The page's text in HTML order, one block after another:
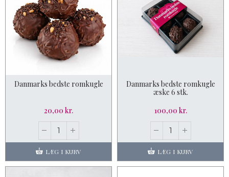
Danmarks bedste romkugle
20,00 kr.
LÆG I KURV
Danmarks bedste romkugle
æske 6 stk.
100,00 kr.
LÆG I KURV